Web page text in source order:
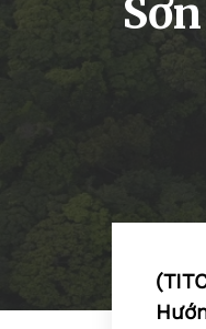
Sơn